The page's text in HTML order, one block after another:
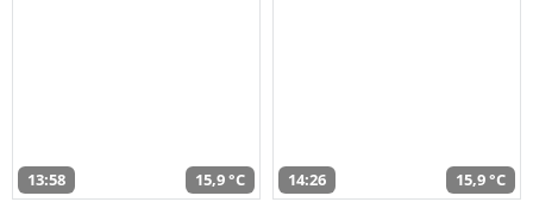
13:58 15,9 °C 14:26 15,9 °C